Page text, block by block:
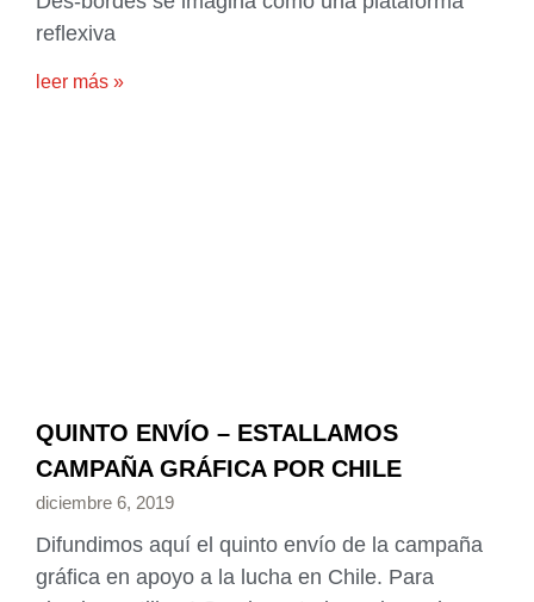
reflexiva
leer más »
QUINTO ENVÍO – ESTALLAMOS
CAMPAÑA GRÁFICA POR CHILE
diciembre 6, 2019
Difundimos aquí el quinto envío de la campaña
gráfica en apoyo a la lucha en Chile. Para